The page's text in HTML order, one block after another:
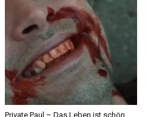
Private Paul – Das Leben ist schön